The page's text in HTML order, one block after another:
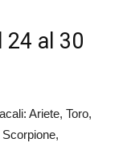
24 al 30
Ariete, Toro,